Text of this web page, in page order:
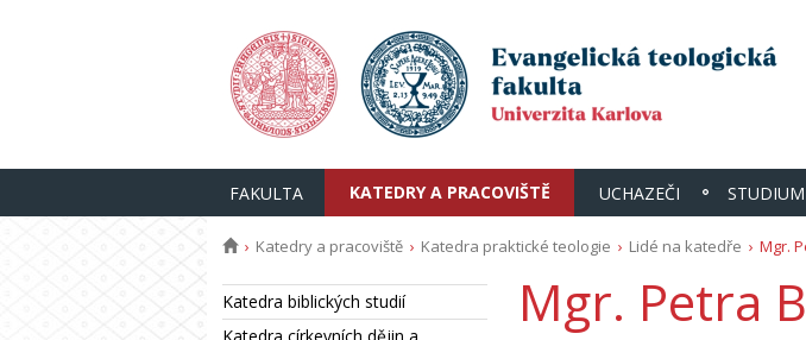
FAKULTA KATEDRY A PRACOVIŠTĚ UCHAZEČI STUDIUM
Katedry a pracoviště Katedra praktické teologie Lidé na katedře Mgr.
Katedra biblických studií
Mgr. Petra